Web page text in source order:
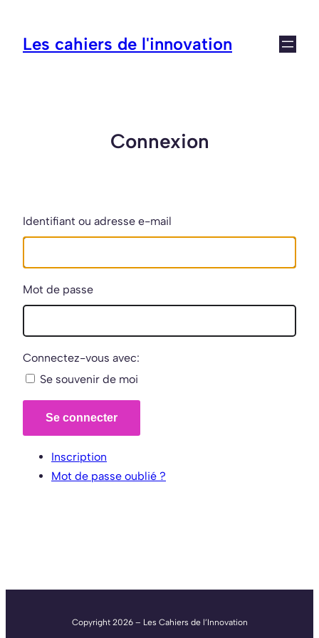
contenu
Les cahiers de l'innovation
Connexion
Identifiant ou adresse e-mail
Mot de passe
Connectez-vous avec:
Se souvenir de moi
Se connecter
Inscription
Mot de passe oublié ?
Copyright 2026 – Les Cahiers de l’Innovation